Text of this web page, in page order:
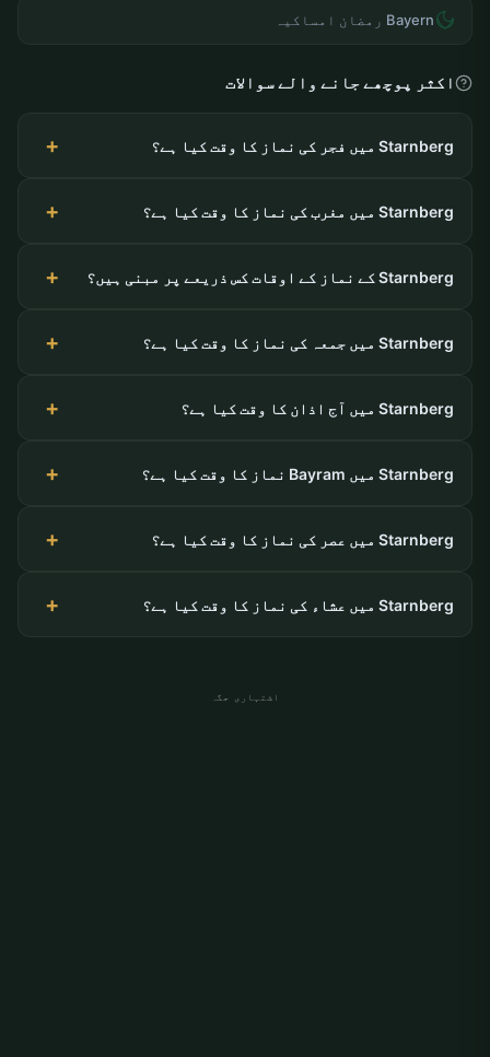
Bayern رمضان امساکیہ
اکثر پوچھے جانے والے سوالات
Starnberg میں فجر کی نماز کا وقت کیا ہے؟
Starnberg میں مغرب کی نماز کا وقت کیا ہے؟
Starnberg کے نماز کے اوقات کس ذریعے پر مبنی ہیں؟
Starnberg میں جمعہ کی نماز کا وقت کیا ہے؟
Starnberg میں آج اذان کا وقت کیا ہے؟
Starnberg میں Bayram نماز کا وقت کیا ہے؟
Starnberg میں عصر کی نماز کا وقت کیا ہے؟
Starnberg میں عشاء کی نماز کا وقت کیا ہے؟
اشتہاری جگہ